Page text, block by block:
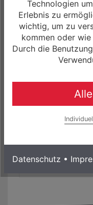
Cervélo Rouvida
Elektro Gravelbike
Technologien
Erlebnis zu
wichtig, um zu
kommen oder wie
Durch die
Datenschutz •